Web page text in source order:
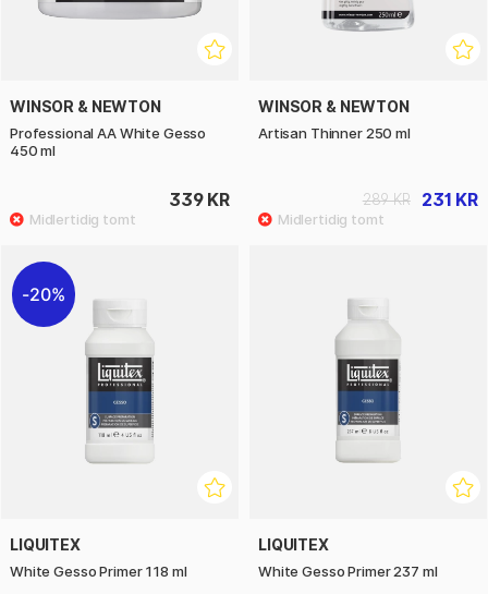
WINSOR & NEWTON
Professional AA White Gesso
450 ml
339 KR
WINSOR & NEWTON
Artisan Thinner 250 ml
231 KR
289 KR
20%
LIQUITEX
White Gesso Primer 118 ml
LIQUITEX
White Gesso Primer 237 ml